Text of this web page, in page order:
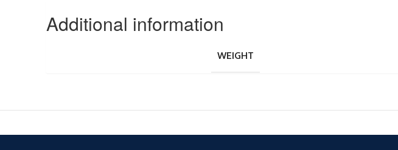
Additional information
WEIGHT